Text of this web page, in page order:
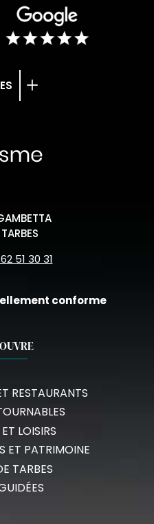
51 30 31
conforme
RESTAURANTS
LOISIRS
ET PATRIMOINE
TARBES